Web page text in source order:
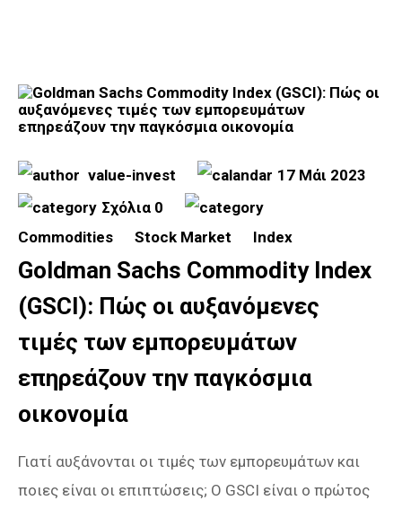
value-invest
17 Μάι 2023
Σχόλια 0
Commodities
Stock Market Index
Goldman Sachs Commodity Index
(GSCI): Πώς οι αυξανόμενες
τιμές των εμπορευμάτων
επηρεάζουν την παγκόσμια
οικονομία
Γιατί αυξάνονται οι τιμές των εμπορευμάτων και
ποιες είναι οι επιπτώσεις; Ο GSCI είναι ο πρώτος